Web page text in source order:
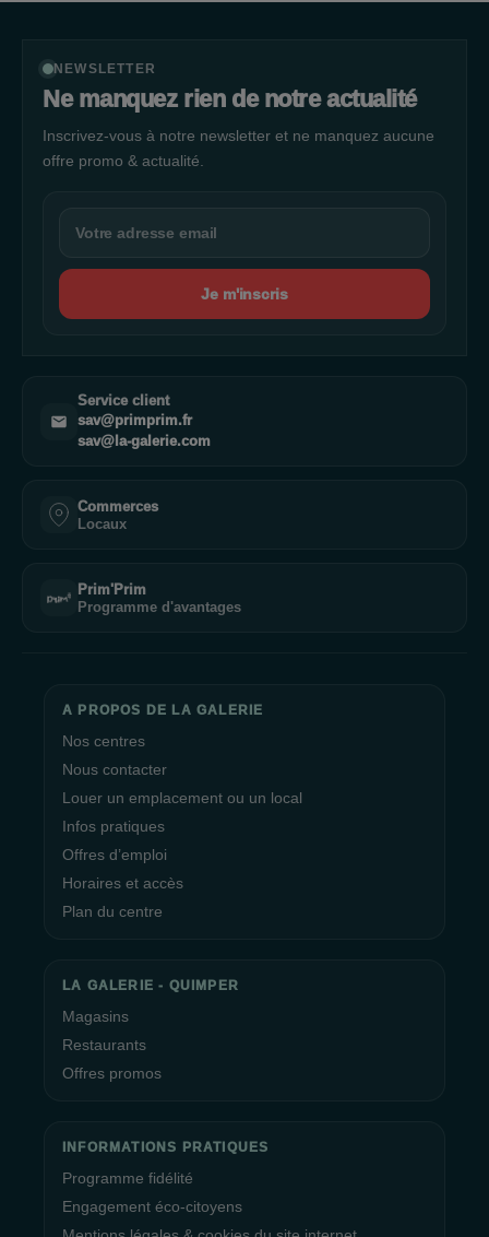
NEWSLETTER
Ne manquez rien de notre actualité
Inscrivez-vous à notre newsletter et ne manquez aucune
offre promo & actualité.
Je m'inscris
Service client
sav@primprim.fr
sav@la-galerie.com
Commerces
Locaux
Prim'Prim
Programme d'avantages
A PROPOS DE LA GALERIE
Nos centres
Nous contacter
Louer un emplacement ou un local
Infos pratiques
Offres d’emploi
Horaires et accès
Plan du centre
LA GALERIE - QUIMPER
Magasins
Restaurants
Offres promos
INFORMATIONS PRATIQUES
Programme fidélité
Engagement éco-citoyens